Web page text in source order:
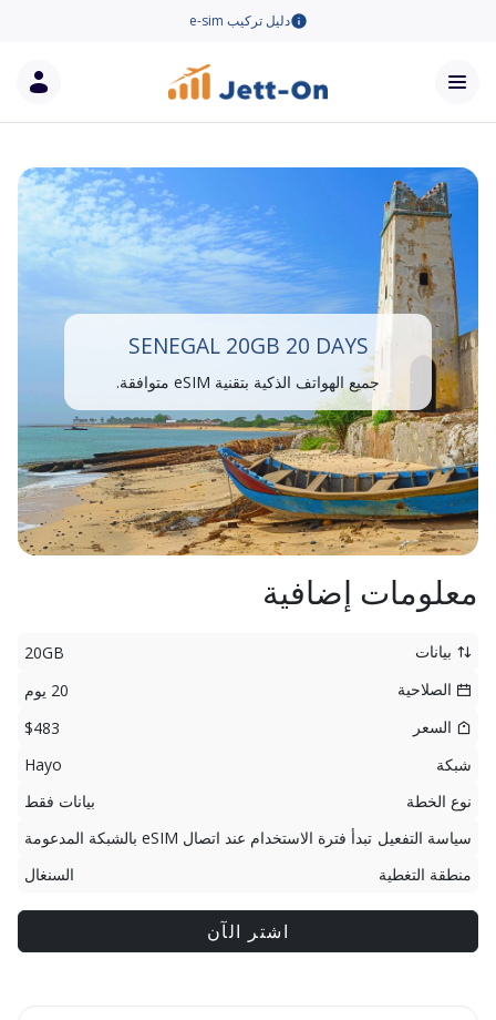
دليل تركيب e-sim
SENEGAL 20GB 20 DAYS
جميع الهواتف الذكية بتقنية eSIM متوافقة.
معلومات إضافية
بيانات
20GB
الصلاحية
20 يوم
السعر
$483
شبكة
Hayo
نوع الخطة
بيانات فقط
سياسة التفعيل تبدأ فترة الاستخدام عند اتصال eSIM بالشبكة المدعومة
منطقة التغطية
السنغال
اشتر الآن